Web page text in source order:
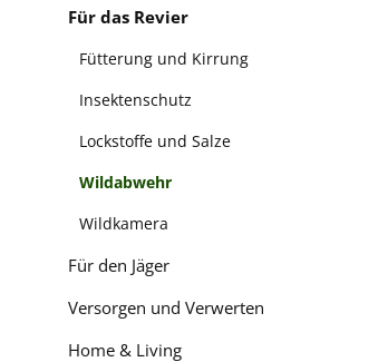
Für das Revier
Fütterung und Kirrung
Insektenschutz
Lockstoffe und Salze
Wildabwehr
Wildkamera
Für den Jäger
Versorgen und Verwerten
Home & Living